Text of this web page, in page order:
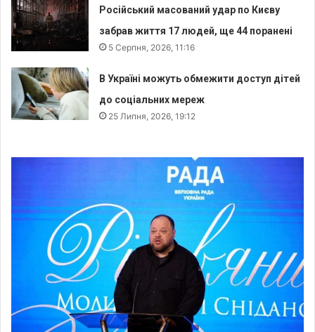
Російський масований удар по Києву
забрав життя 17 людей, ще 44 поранені
5 Серпня, 2026, 11:16
В Україні можуть обмежити доступ дітей
до соціальних мереж
25 Липня, 2026, 19:12